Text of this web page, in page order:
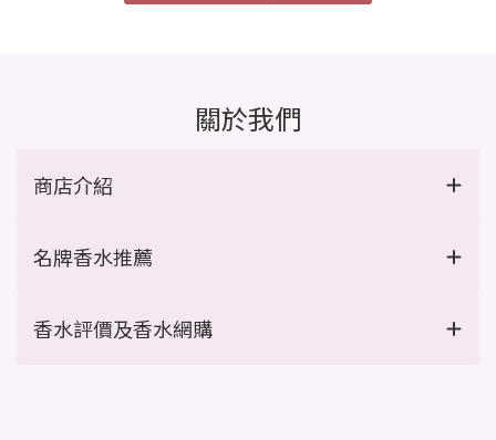
關於我們
商店介紹
名牌香水推薦
香水評價及香水網購